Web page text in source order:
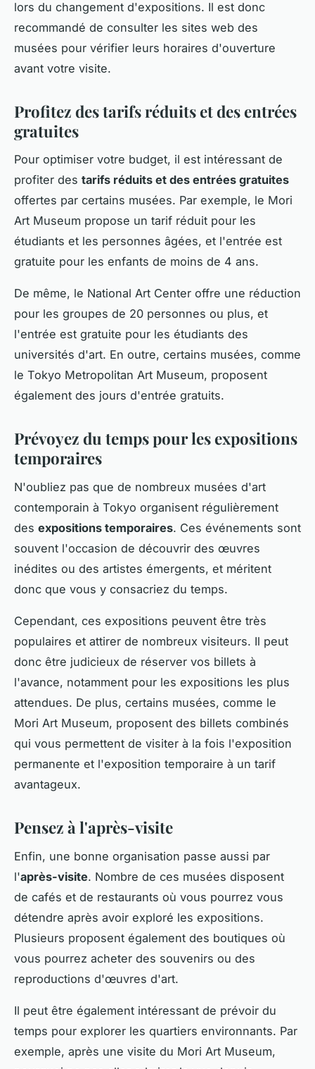
lors du changement d'expositions. Il est donc
recommandé de consulter les sites web des
musées pour vérifier leurs horaires d'ouverture
avant votre visite.
Profitez des tarifs réduits et des entrées
gratuites
Pour optimiser votre budget, il est intéressant de
profiter des tarifs réduits et des entrées gratuites
offertes par certains musées. Par exemple, le Mori
Art Museum propose un tarif réduit pour les
étudiants et les personnes âgées, et l'entrée est
gratuite pour les enfants de moins de 4 ans.
De même, le National Art Center offre une réduction
pour les groupes de 20 personnes ou plus, et
l'entrée est gratuite pour les étudiants des
universités d'art. En outre, certains musées, comme
le Tokyo Metropolitan Art Museum, proposent
également des jours d'entrée gratuits.
Prévoyez du temps pour les expositions
temporaires
N'oubliez pas que de nombreux musées d'art
contemporain à Tokyo organisent régulièrement
des expositions temporaires. Ces événements sont
souvent l'occasion de découvrir des œuvres
inédites ou des artistes émergents, et méritent
donc que vous y consacriez du temps.
Cependant, ces expositions peuvent être très
populaires et attirer de nombreux visiteurs. Il peut
donc être judicieux de réserver vos billets à
l'avance, notamment pour les expositions les plus
attendues. De plus, certains musées, comme le
Mori Art Museum, proposent des billets combinés
qui vous permettent de visiter à la fois l'exposition
permanente et l'exposition temporaire à un tarif
avantageux.
Pensez à l'après-visite
Enfin, une bonne organisation passe aussi par
l'après-visite. Nombre de ces musées disposent
de cafés et de restaurants où vous pourrez vous
détendre après avoir exploré les expositions.
Plusieurs proposent également des boutiques où
vous pourrez acheter des souvenirs ou des
reproductions d'œuvres d'art.
Il peut être également intéressant de prévoir du
temps pour explorer les quartiers environnants. Par
exemple, après une visite du Mori Art Museum,